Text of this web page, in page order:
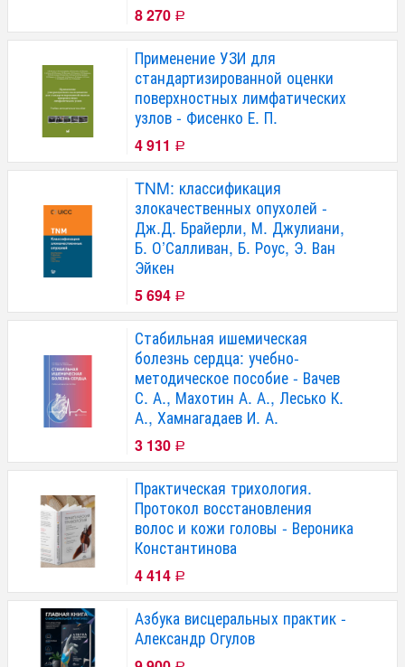
8 270 Р
Применение УЗИ для
стандартизированной оценки
поверхностных лимфатических
узлов - Фисенко Е. П.
4 911 Р
TNM: классификация
злокачественных опухолей -
Дж.Д. Брайерли, М. Джулиани,
Б. О’Салливан, Б. Роус, Э. Ван
Эйкен
5 694 Р
Стабильная ишемическая
болезнь сердца: учебно-
методическое пособие - Вачев
С. А., Махотин А. А., Лесько К.
А., Хамнагадаев И. А.
3 130 Р
Практическая трихология.
Протокол восстановления
волос и кожи головы - Вероника
Константинова
4 414 Р
Азбука висцеральных практик -
Александр Огулов